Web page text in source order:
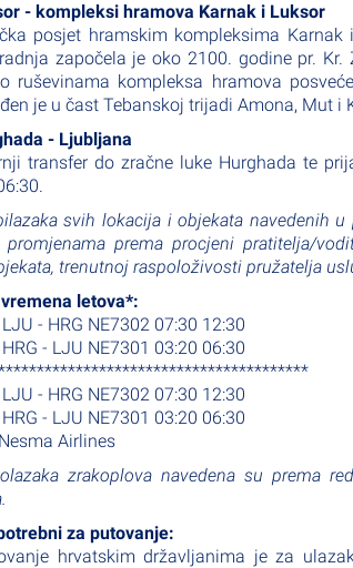
- kompleksi hramova Karnak i Luksor
posjet hramskim kompleksima
započela je oko 2100. godine pr.
ruševinama kompleksa hramova
je u čast Tebanskoj trijadi Amona, Mut i
- Ljubljana
transfer do zračne luke Hurghada te
svih lokacija i objekata navedenih
prema procjeni pratitelja/
trenutnoj raspoloživosti pružatelja
letova*:
- HRG NE7302 07:30 12:30
- LJU NE7301 03:20 06:30
- HRG NE7302 07:30 12:30
- LJU NE7301 03:20 06:30
Airlines
zrakoplova navedena su prema
za putovanje:
hrvatskim državljanima je za